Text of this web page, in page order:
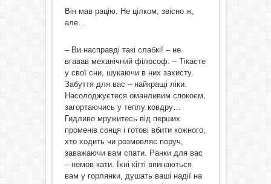
Він мав рацію. Не цілком, звісно ж,
але…
– Ви насправді такі слабкі! – не
вгавав механічний філософ. – Тікаєте
у свої сни, шукаючи в них захисту.
Забуття для вас – найкращі ліки.
Насолоджуєтеся оманливим спокоєм,
загортаючись у теплу ковдру…
Гидливо мружитесь від перших
променів сонця і готові вбити кожного,
хто ходить чи розмовляє поруч,
заважаючи вам спати. Ранки для вас
– немов кати. Їхні кігті впинаються
вам у горлянки, душать ваші надії на